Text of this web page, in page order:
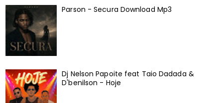
Parson - Secura Download Mp3
Dj Nelson Papoite feat Taio Dadada &
D'benilson - Hoje